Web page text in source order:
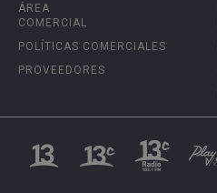
ÁREA
COMERCIAL
POLÍTICAS COMERCIALES
PROVEEDORES